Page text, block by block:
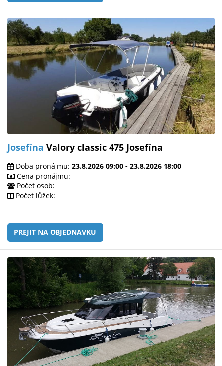
Josefína Valory classic 475 Josefína
Doba pronájmu: 23.8.2026 09:00 - 23.8.2026 18:00
Cena pronájmu:
Počet osob:
Počet lůžek:
PŘEJÍT NA OBJEDNÁVKU